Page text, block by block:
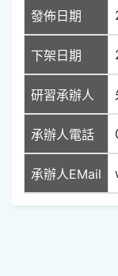
發佈日期
下架日期
研習承辦人
承辦人電話
承辦人EMail